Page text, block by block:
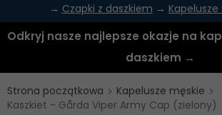
→ Czapki z daszkiem →
Odkryj nasze najlepsze okazje na
daszkiem →
Strona początkowa
Kapelusze męskie
Kaszkiet - Gårda Viper Army Cap (zielony)